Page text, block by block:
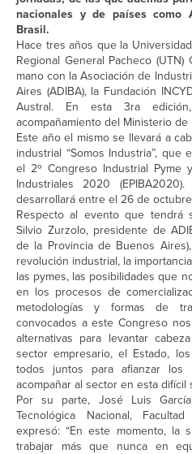
nacionales y de países como
Brasil.
Hace tres años que la
Regional General Pacheco
mano con la Asociación de
Aires (ADIBA), la Fundación
Austral. En esta 3ra
acompañamiento del Ministerio
Este año el mismo se llevará a
industrial “Somos Industria”,
el 2º Congreso Industrial Pyme
Industriales 2020
desarrollará entre el 26 de
Respecto al evento que tendrá
Silvio Zurzolo, presidente de
de la Provincia de Buenos
revolución industrial, la
las pymes, las posibilidades que
en los procesos de
metodologías y formas de
convocados a este Congreso
alternativas para levantar
sector empresario, el Estado,
todos juntos para afianzar
acompañar al sector en esta difícil
Por su parte, José Luis
Tecnológica Nacional,
expresó: “En este momento, la
trabajar más que nunca en